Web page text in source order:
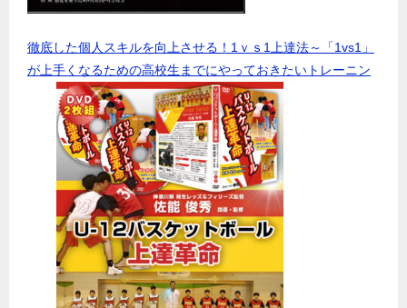
徹底した個人スキルを向上させる！1ｖｓ1上達法～「1vs1」
が上手くなるための高校生までにやっておきたいトレーニン